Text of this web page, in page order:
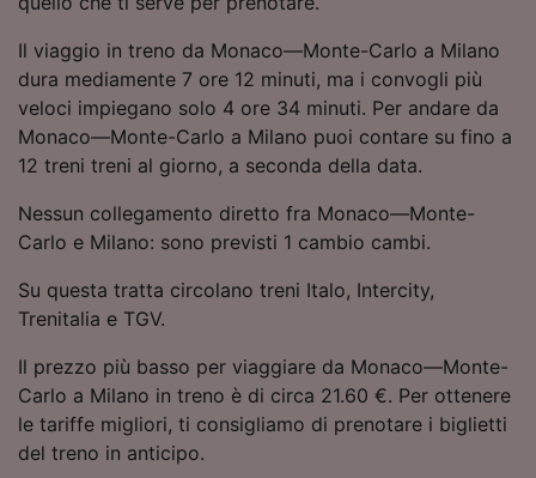
Il viaggio in treno da Monaco—Monte-Carlo a Milano
dura mediamente 7 ore 12 minuti, ma i convogli più
veloci impiegano solo 4 ore 34 minuti. Per andare da
Monaco—Monte-Carlo a Milano puoi contare su fino a
12 treni treni al giorno, a seconda della data.
Nessun collegamento diretto fra Monaco—Monte-
Carlo e Milano: sono previsti 1 cambio cambi.
Su questa tratta circolano treni Italo, Intercity,
Trenitalia e TGV.
Il prezzo più basso per viaggiare da Monaco—Monte-
Carlo a Milano in treno è di circa 21.60 €. Per ottenere
le tariffe migliori, ti consigliamo di prenotare i biglietti
del treno in anticipo.
Utilizzare dati di geolocalizzazione precisi.
Scansione attiva delle caratteristiche del
dispositivo ai fini dell’identificazione.
Archiviare informazioni su dispositivo e/o
accedervi. Pubblicità e contenuti
personalizzati, misurazione delle prestazioni
dei contenuti e degli annunci, ricerche sul
Elenco dei partner (fornitori)